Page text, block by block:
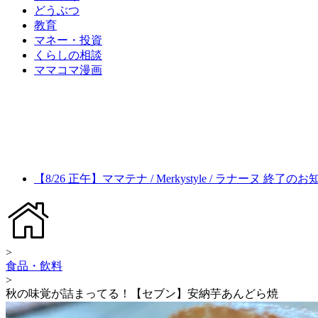
どうぶつ
教育
マネー・投資
くらしの相談
ママコマ漫画
【8/26 正午】ママテナ / Merkystyle / ラナーヌ 終了のお
>
食品・飲料
>
秋の味覚が詰まってる！【セブン】安納芋あんどら焼